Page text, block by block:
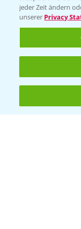
Welches
einsetzen?
jeder Zeit ändern
unserer Privacy